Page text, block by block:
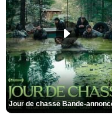
Jour de chasse Bande-